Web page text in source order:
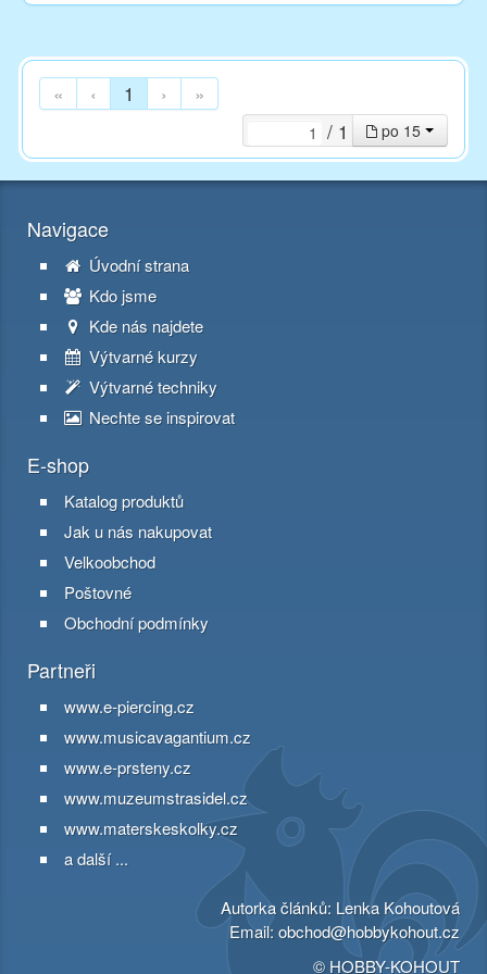
« ‹ 1 › »
po 15
/ 1
Navigace
Úvodní strana
Kdo jsme
Kde nás najdete
Výtvarné kurzy
Výtvarné techniky
Nechte se inspirovat
E-shop
Katalog produktů
Jak u nás nakupovat
Velkoobchod
Poštovné
Obchodní podmínky
Partneři
www.e-piercing.cz
www.musicavagantium.cz
www.e-prsteny.cz
www.muzeumstrasidel.cz
www.materskeskolky.cz
a další ...
Autorka článků: Lenka Kohoutová
Email:obchod@hobbykohout.cz
© HOBBY-KOHOUT